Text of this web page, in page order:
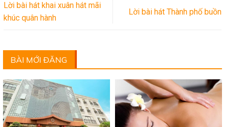
Lời bài hát khai xuân hát mãi
khúc quân hành
Lời bài hát Thành phố buồn
BÀI MỚI ĐĂNG